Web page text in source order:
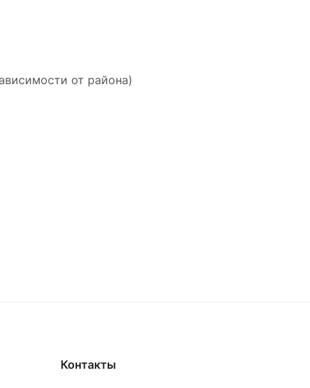
от района)
Контакты